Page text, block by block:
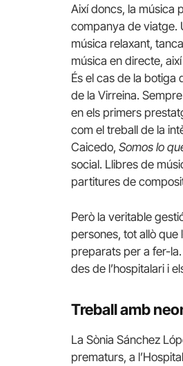
Així doncs, la música
companya de viatge.
música relaxant,
música en directe,
És el cas de la botiga
de la Virreina.
en els primers
com el treball de la
Caicedo, Somos lo
social. Llibres de
partitures de
Però la veritable
persones, tot allò
preparats per a fer-
des de l’hospitalari i
Treball amb
La Sònia Sánchez
prematurs, a